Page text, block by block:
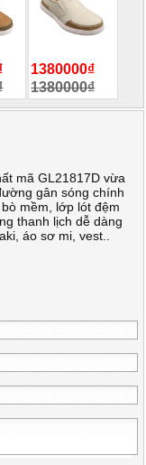
1380000₫
1380000₫
mã GL21817D vừa
gân sóng chính
mềm, lớp lót đệm
thanh lịch dễ dàng
áo sơ mi, vest..